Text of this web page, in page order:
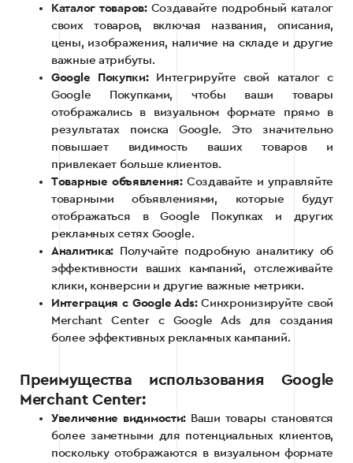
Каталог товаров:Создавайте подробный каталог
своих товаров, включая названия, описания,
цены, изображения, наличие на складе и другие
важные атрибуты.
Google Покупки:Интегрируйте свой каталог с
Google Покупками, чтобы ваши товары
отображались в визуальном формате прямо в
результатах поиска Google. Это значительно
повышает видимость ваших товаров и
привлекает больше клиентов.
Товарные объявления:Создавайте и управляйте
товарными объявлениями, которые будут
отображаться в Google Покупках и других
рекламных сетях Google.
Аналитика: Получайте подробную аналитику об
эффективности ваших кампаний, отслеживайте
клики, конверсии и другие важные метрики.
Интеграция с Google Ads:Синхронизируйте свой
Merchant Center с Google Ads для создания
более эффективных рекламных кампаний.
Преимущества использования Google
Merchant Center:
Увеличение видимости: Ваши товары становятся
более заметными для потенциальных клиентов,
поскольку отображаются в визуальном формате